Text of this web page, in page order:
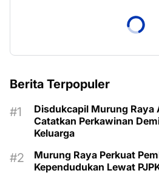
Berita Terpopuler
Disdukcapil Murung Raya
Catatkan Perkawinan
Keluarga
Murung Raya Perkuat
Kependudukan Lewat